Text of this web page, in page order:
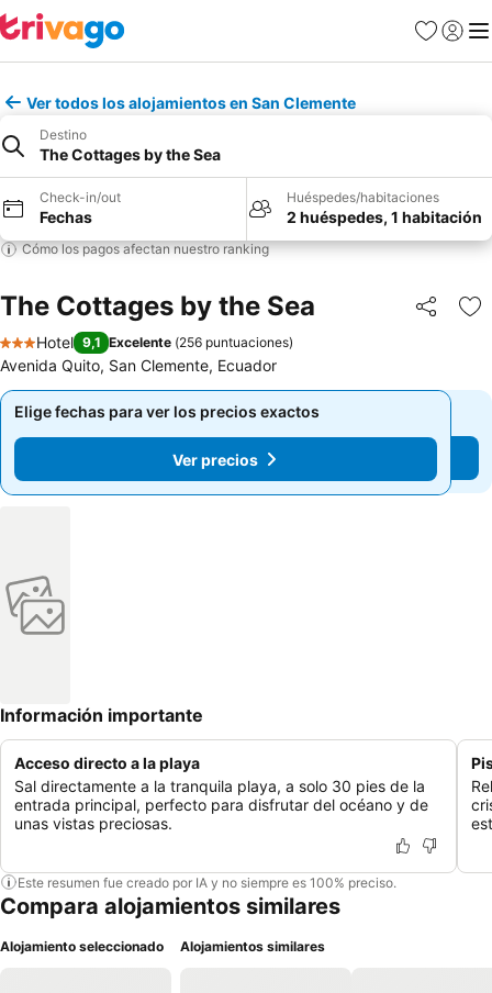
Favoritos
Iniciar
Ver todos los alojamientos en San Clemente
Destino
The Cottages by the Sea
Check-in/out
Fechas
Huéspedes/habitaciones
2 huéspedes, 1 habitación
Cómo los pagos afectan nuestro ranking
The Cottages by the Sea Compartir
3 Estrellas
Hotel 9,1 Excelente (256 puntuaciones)
Avenida Quito, San Clemente, Ecuador
Elige fechas para ver los precios exactos
Ver precios
Elige fechas para ver los precios exactos
Ver precios
Información importante
Acceso directo a la playa
Sal directamente a la tranquila playa, a solo 30 pies de la
entrada principal, perfecto para disfrutar del océano y de
unas vistas preciosas.
Este resumen fue creado por IA y no siempre es 100% preciso.
Compara alojamientos similares
Alojamiento seleccionado Alojamientos similares